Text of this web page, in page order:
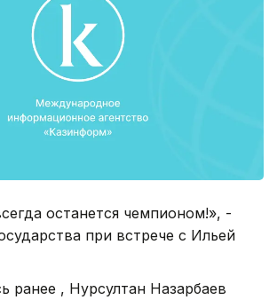
останется чемпионом!», -
при встрече с Ильей
ранее , Нурсултан Назарбаев